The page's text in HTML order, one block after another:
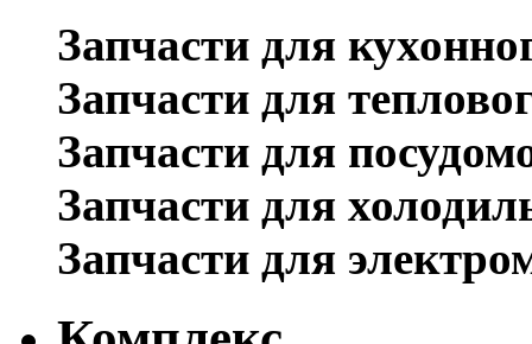
Запчасти для
Запчасти для
Запчасти для
Запчасти для
Запчасти для